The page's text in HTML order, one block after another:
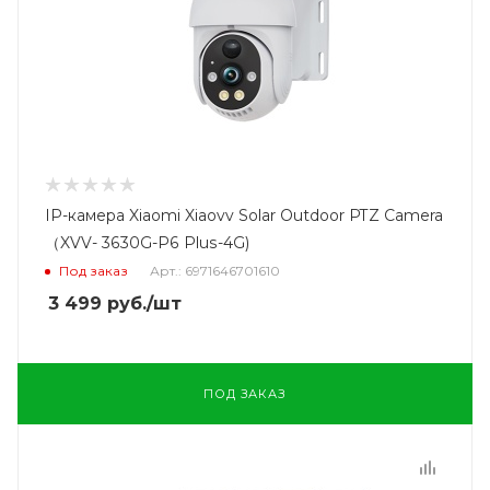
IP-камера Xiaomi Xiaovv Solar Outdoor PTZ Camera
（XVV- 3630G-P6 Plus-4G)
Под заказ Арт.: 6971646701610
3 499 руб./шт
ПОД ЗАКАЗ